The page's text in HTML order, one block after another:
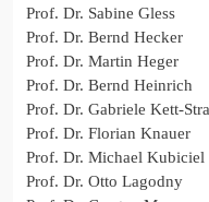
Prof. Dr. Sabine Gless
Prof. Dr. Bernd Hecker
Prof. Dr. Martin Heger
Prof. Dr. Bernd Heinrich
Prof. Dr. Gabriele Kett-
Prof. Dr. Florian Knauer
Prof. Dr. Michael Kubiciel
Prof. Dr. Otto Lagodny